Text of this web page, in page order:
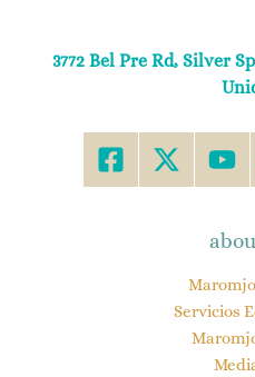
3772 Bel Pre Rd, Silver
Servicios